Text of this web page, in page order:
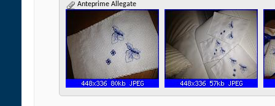
Anteprime Allegate